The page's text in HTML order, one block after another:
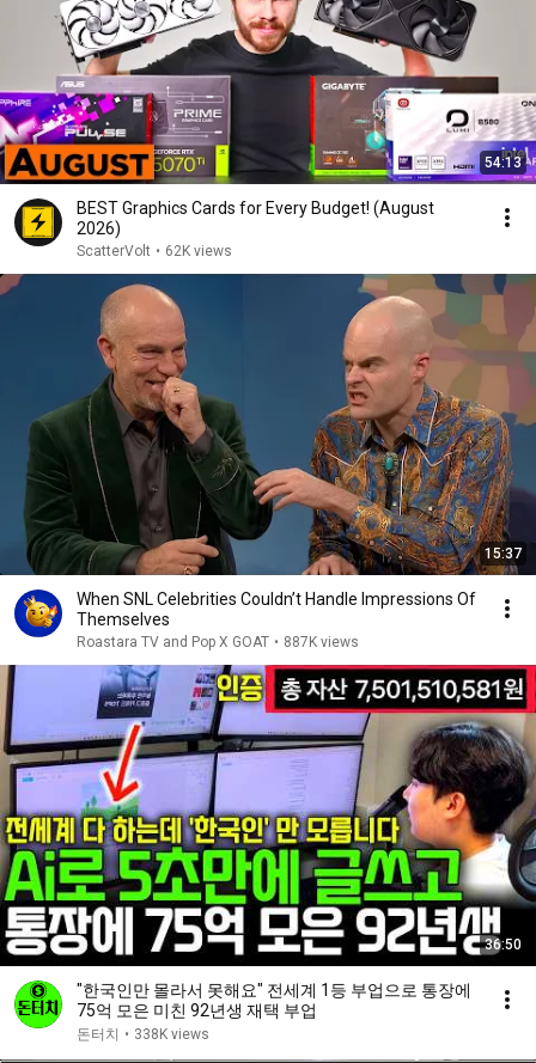
54:13
BEST Graphics Cards for Every Budget! (August
2026)
ScatterVolt • 62K views
15:37
When SNL Celebrities Couldn’t Handle Impressions Of
Themselves
Roastara TV and Pop X GOAT • 887K views
36:50
"한국인만 몰라서 못해요" 전세계 1등 부업으로 통장에
75억 모은 미친 92년생 재택 부업
돈터치 • 338K views